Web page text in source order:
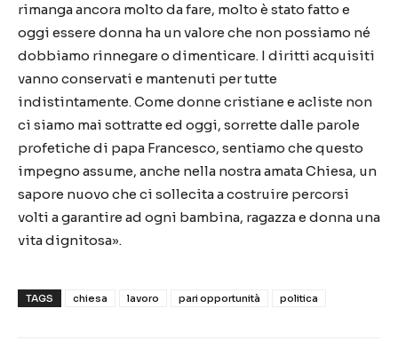
rimanga ancora molto da fare, molto è stato fatto e
oggi essere donna ha un valore che non possiamo né
dobbiamo rinnegare o dimenticare. I diritti acquisiti
vanno conservati e mantenuti per tutte
indistintamente. Come donne cristiane e acliste non
ci siamo mai sottratte ed oggi, sorrette dalle parole
profetiche di papa Francesco, sentiamo che questo
impegno assume, anche nella nostra amata Chiesa, un
sapore nuovo che ci sollecita a costruire percorsi
volti a garantire ad ogni bambina, ragazza e donna una
vita dignitosa».
TAGS chiesa lavoro pari opportunità politica